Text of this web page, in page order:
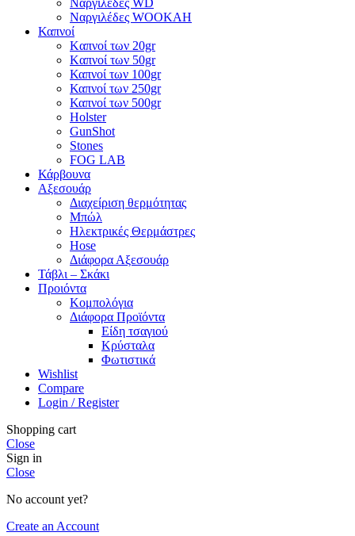
Ναργιλέδες WOOKAH
Καπνοί
Kαπνοί των 20gr
Kαπνοί των 50gr
Καπνοί των 100gr
Καπνοί των 250gr
Καπνοί των 500gr
Holster
GunShot
Stones
FOG LAB
Κάρβουνα
Αξεσουάρ
Διαχείριση θερμότητας
Μπώλ
Ηλεκτρικές Θερμάστρες
Hose
Διάφορα Αξεσουάρ
Τάβλι – Σκάκι
Προιόντα
Κομπολόγια
Διάφορα Προϊόντα
Είδη τσαγιού
Κρύσταλα
Φωτιστικά
Wishlist
Compare
Login / Register
Shopping cart
Close
Sign in
Close
No account yet?
Create an Account